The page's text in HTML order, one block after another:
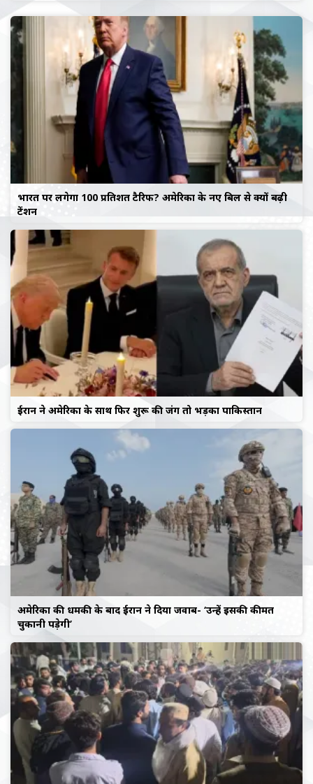
भारत पर लगेगा 100 प्रतिशत टैरिफ? अमेरिका के नए बिल से क्यों बढ़ी
टेंशन
ईरान ने अमेरिका के साथ फिर शुरू की जंग तो भड़का पाकिस्तान
अमेरिका की धमकी के बाद ईरान ने दिया जवाब- ‘उन्हें इसकी कीमत
चुकानी पड़ेगी’